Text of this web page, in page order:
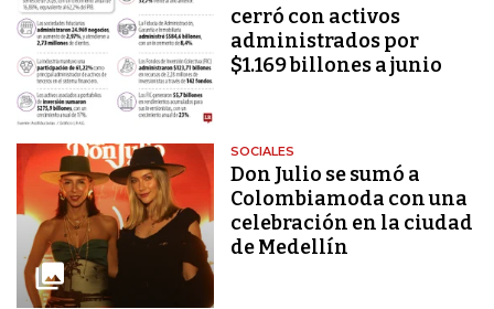
cerró con activos
administrados por
$1.169 billones a junio
SOCIALES
Don Julio se sumó a
Colombiamoda con una
celebración en la ciudad
de Medellín